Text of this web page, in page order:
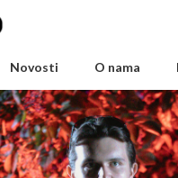
Novosti O nama